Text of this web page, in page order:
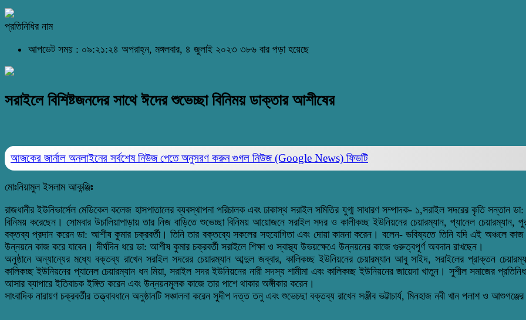
প্রতিনিধির নাম
আপডেট সময় : ০৯:২১:২৪ অপরাহ্ন, মঙ্গলবার, ৪ জুলাই ২০২৩ ৩৮৬ বার পড়া হয়েছে
সরাইলে বিশিষ্টজনদের সাথে ঈদের শুভেচ্ছা বিনিময় ডাক্তার আশীষের
আজকের জার্নাল অনলাইনের সর্বশেষ নিউজ পেতে অনুসরণ করুনগুগল নিউজ (Google News) ফিডটি
মোঃনিয়ামুল ইসলাম আকন্ঞ্জিঃ
রাজধানীর ইউনিভার্সেল মেডিকেল কলেজ হাসপাতালের ব্যবস্থাপনা পরিচালক এবং ঢাকাস্থ সরাইল সমিতির যুগ্ম সাধারণ সম্পাদক- ১,সরাইল সদরের কৃতি সন্তান ডা:
বিনিময় করেছেন। সোমবার উচালিয়াপাড়ায় তার নিজ বাড়িতে শুভেচ্ছা বিনিময় আয়োজনে সরাইল সদর ও কালীকচ্ছ ইউনিয়নের চেয়ারম্যান, প্যানেল
বক্তব্য প্রদান করেন ডা: আশীষ কুমার চক্রবর্তী। তিনি তার বক্তব্যে সকলের সহযোগিতা এবং দোয়া কামনা করেন। বলেন- ভবিষ্যতে তিনি যদি এই অঞ্চলে
উন্নয়নে কাজ করে যাবেন। দীর্ঘদিন ধরে ডা: আশীষ কুমার চক্রবর্তী সরাইলে শিক্ষা ও স্বাস্থ্য উভয়ক্ষেএে উন্নয়নের কাজে গুরুত্বপূর্ণ অবদান রাখছেন।
অনুষ্ঠানে অন্যান্যের মধ্যে বক্তব্য রাখেন সরাইল সদরের চেয়ারম্যান আব্দুল জব্বার, কালিকচ্ছ ইউনিয়নের চেয়ারম্যান আবু সাইদ, সরাইলের প্রাক্তন
কালিকচ্ছ ইউনিয়নের প্যানেল চেয়ারম্যান ধন মিয়া, সরাইল সদর ইউনিয়নের নারী সদস্য শামীমা এবং কালিকচ্ছ ইউনিয়নের জায়েদা খাতুন। সুশীল সমাজের
আসার ব্যাপারে ইতিবাচক ইঙ্গিত করেন এবং উন্নয়নমূলক কাজে তার পাশে থাকার অঙ্গীকার করেন।
সাংবাদিক নারায়ণ চক্রবর্তীর তত্ত্বাবধানে অনুষ্ঠানটি সঞ্চালনা করেন সুদীপ দত্ত তনু এবং শুভেচছা বক্তব্য রাখেন সঞ্জীব ভট্টাচার্য, মিনহাজ নবী খান পলাশ ও